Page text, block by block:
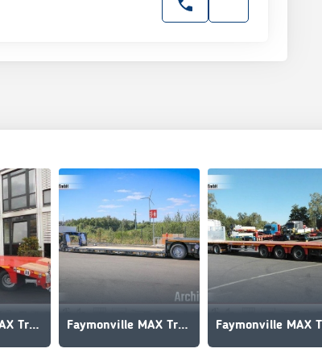
Faymonville MAX Trailer MAX110 Semi-Tieflader Faymonville MAX Trailer MAX510 Tiefbett 2x12 t PA